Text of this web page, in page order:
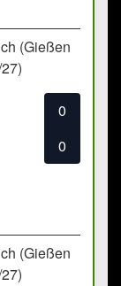
(Gießen
0
0
(Gießen